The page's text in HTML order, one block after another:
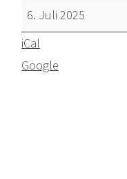
Omnisexual
Visibility
Day
6. Juli 2025
iCal
Google